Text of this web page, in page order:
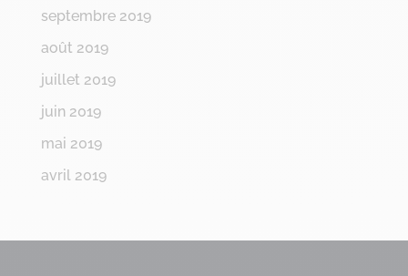
septembre 2019
août 2019
juillet 2019
juin 2019
mai 2019
avril 2019